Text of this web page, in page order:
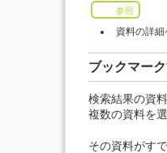
参照
資料の詳
ブックマー
検索結果の資
複数の資料を
その資料がす